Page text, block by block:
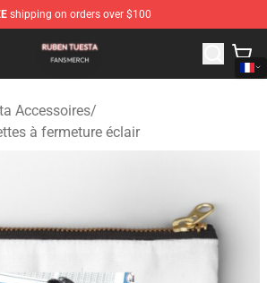
shipping on orders over $100
Shop - Official Ruben Tuesta Merchandise
Accessoires/
à fermeture éclair